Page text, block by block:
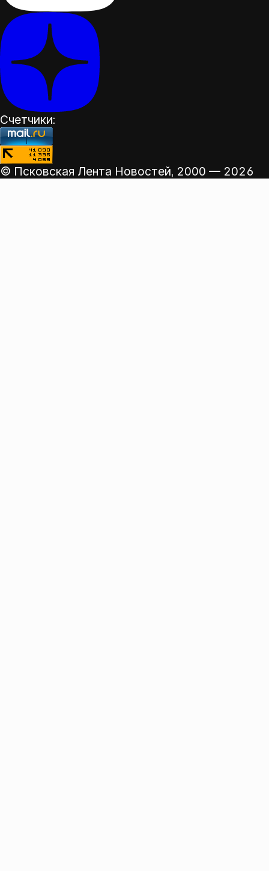
Счетчики:
© Псковская Лента Новостей, 2000 — 2026